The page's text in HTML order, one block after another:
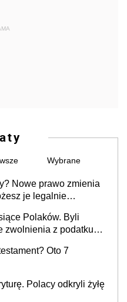
Wybrane
Nowe prawo zmienia
je legalnie
Polaków. Byli
zwolnienia z podatku
Oto 7
Polacy odkryli żyłę